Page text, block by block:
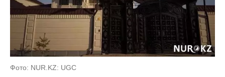
Фото: NUR.KZ: UGC